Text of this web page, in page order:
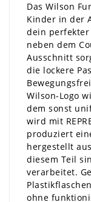
Das Wilson
Kinder in der
dein
neben dem
Ausschnitt
die lockere
Wilson-Logo
dem sonst
wird mit
produziert
hergestellt
diesem Teil
verarbeitet.
ohne